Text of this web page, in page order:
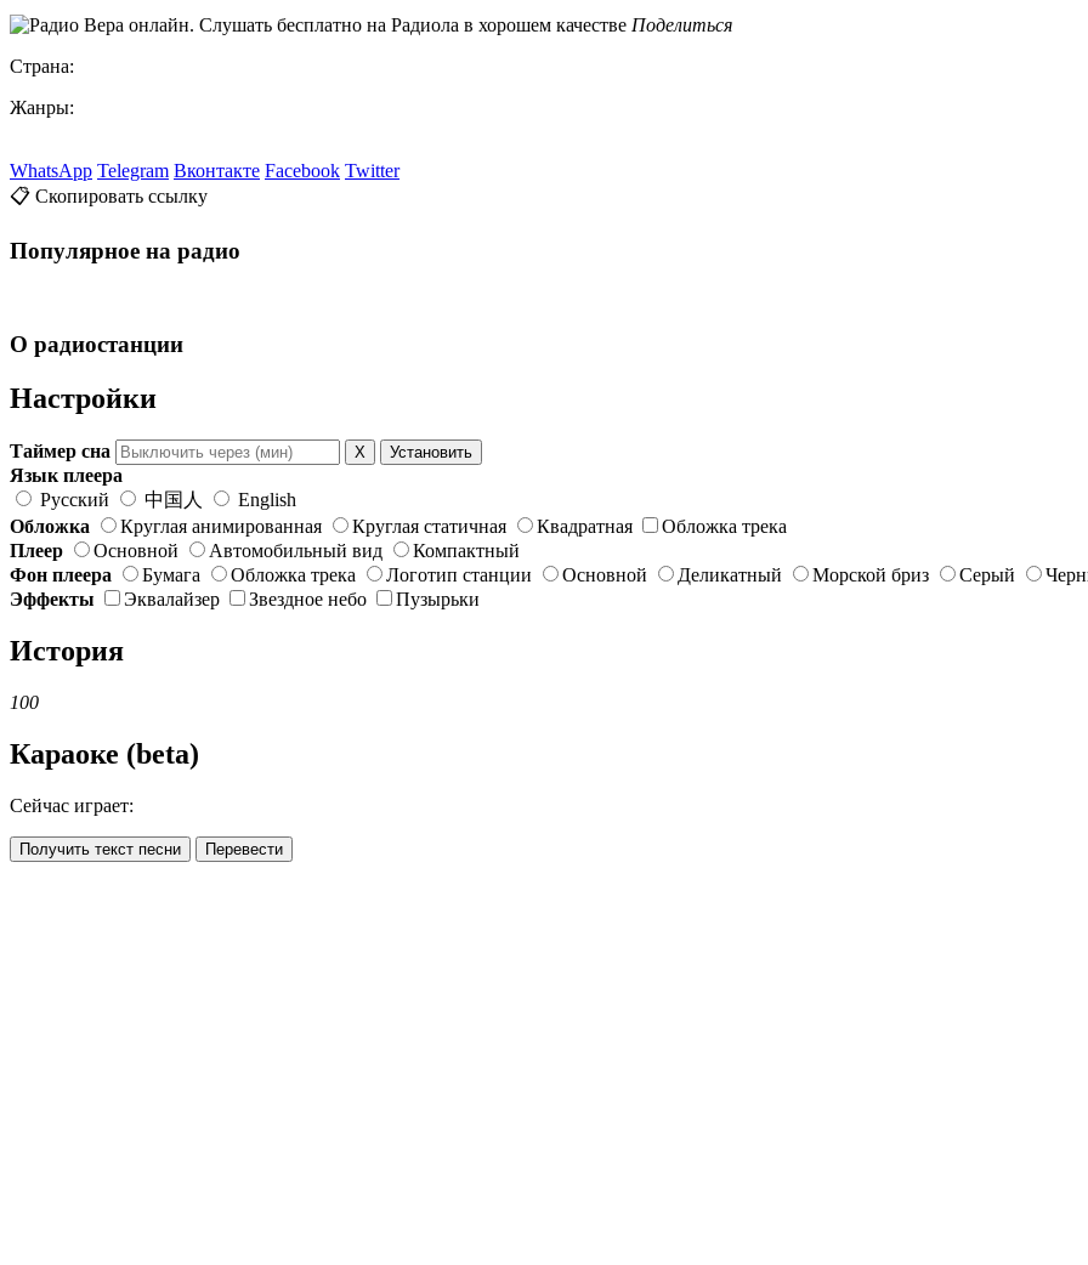
Поделиться
Страна:
Жанры:
WhatsApp Telegram Вконтакте Facebook Twitter
📋 Скопировать ссылку
Популярное на радио
О радиостанции
Настройки
Таймер сна X Установить
Язык плеера
Русский
中国人
English
Обложка
Круглая анимированная Круглая статичная Квадратная
Обложка трека
Плеер
Основной Автомобильный вид
Компактный
Фон плеера
Бумага Обложка трека Логотип станции Основной Деликатный Морской бриз Серый
Эффекты
Эквалайзер Звездное небо Пузырьки
История
100
Караоке (beta)
Сейчас играет:
Получить текст песни Перевести